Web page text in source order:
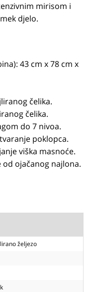
mirisom i
djelo.
43 cm x 78 cm x
čelika.
čelika.
do 7 nivoa.
poklopca.
viška masnoće.
ojačanog najlona.
željezo